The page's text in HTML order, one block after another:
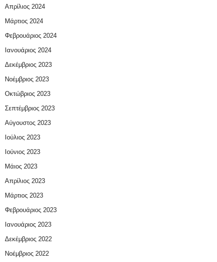
Απρίλιος 2024
Μάρτιος 2024
Φεβρουάριος 2024
Ιανουάριος 2024
Δεκέμβριος 2023
Νοέμβριος 2023
Οκτώβριος 2023
Σεπτέμβριος 2023
Αύγουστος 2023
Ιούλιος 2023
Ιούνιος 2023
Μάιος 2023
Απρίλιος 2023
Μάρτιος 2023
Φεβρουάριος 2023
Ιανουάριος 2023
Δεκέμβριος 2022
Νοέμβριος 2022